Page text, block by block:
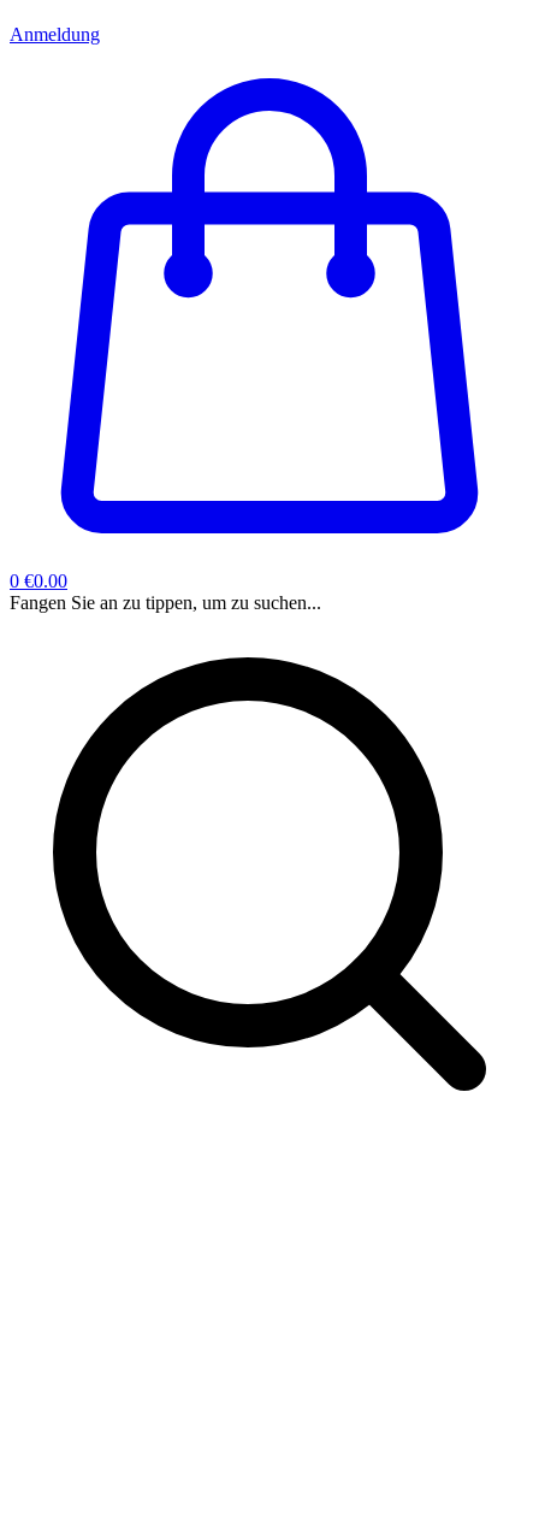
Anmeldung
0 €0.00
Fangen Sie an zu tippen, um zu suchen...